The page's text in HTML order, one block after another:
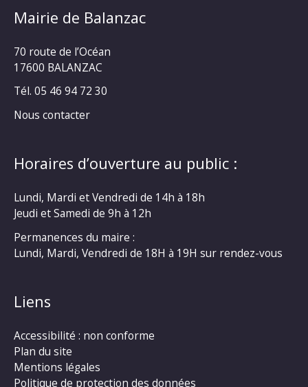
Mairie de Balanzac
70 route de l’Océan
17600 BALANZAC
Tél. 05 46 94 72 30
Nous contacter
Horaires d’ouverture au public :
Lundi, Mardi et Vendredi de 14h à 18h
Jeudi et Samedi de 9h à 12h
Permanences du maire :
Lundi, Mardi, Vendredi de 18H à 19H sur rendez-vous
Liens
Accessibilité : non conforme
Plan du site
Mentions légales
Politique de protection des données